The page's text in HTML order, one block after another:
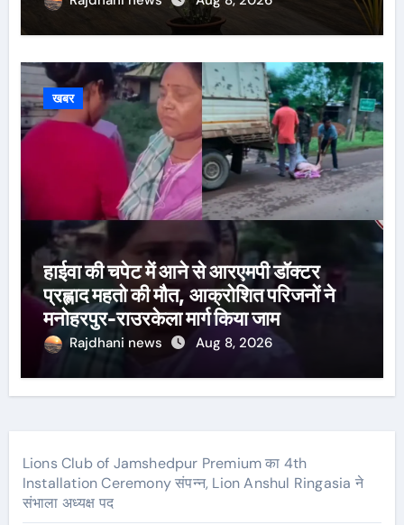
खबर
हाईवा की चपेट में आने से आरएमपी डॉक्टर
प्रह्लाद महतो की मौत, आक्रोशित परिजनों ने
मनोहरपुर-राउरकेला मार्ग किया जाम
Rajdhani news Aug 8, 2026
Lions Club of Jamshedpur Premium का 4th
Installation Ceremony संपन्न, Lion Anshul Ringasia ने
संभाला अध्यक्ष पद